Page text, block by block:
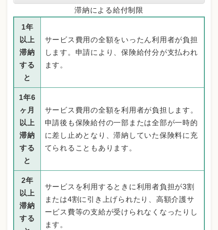
滞納による給付制限
1年
以上
滞納
する
と
サービス費用の全額をいったん利用者が負担
します。申請により、保険給付分が支払われ
ます。
1年6
ヶ月
以上
滞納
する
と
サービス費用の全額を利用者が負担します。
申請後も保険給付の一部または全部が一時的
に差し止めとなり、滞納していた保険料に充
てられることもあります。
2年
以上
滞納
する
サービスを利用するときに利用者負担が3割
または4割に引き上げられたり、高額介護サ
ービス費等の支給が受けられなくなったりし
ます。